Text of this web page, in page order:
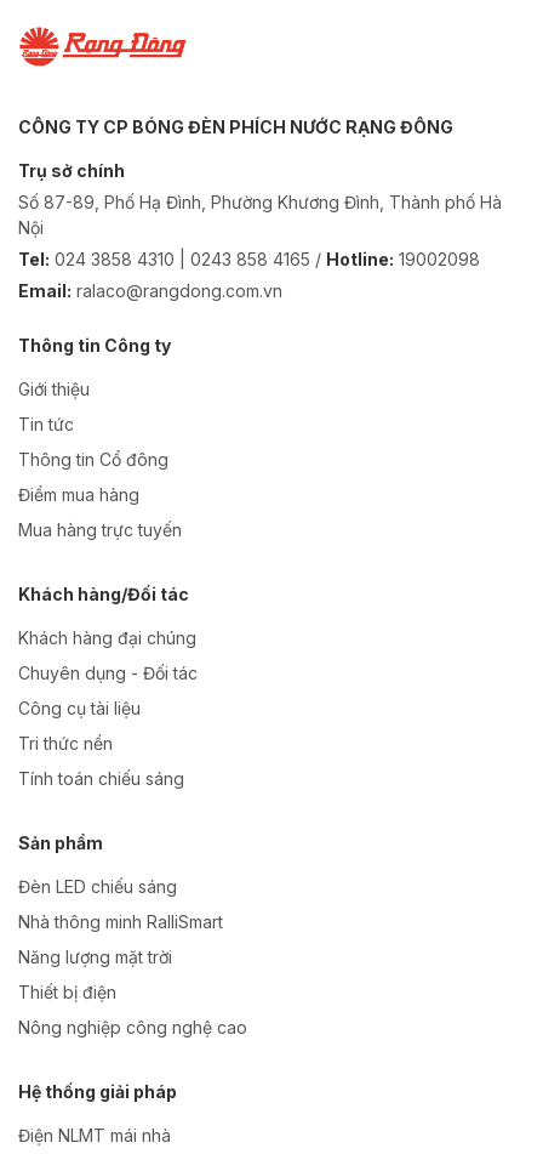
CÔNG TY CP BÓNG ĐÈN PHÍCH NƯỚC RẠNG ĐÔNG
Trụ sở chính
Số 87-89, Phố Hạ Đình, Phường Khương Đình, Thành phố Hà
Nội
Tel: 024 3858 4310 | 0243 858 4165 / Hotline: 19002098
Email: ralaco@rangdong.com.vn
Thông tin Công ty
Giới thiệu
Tin tức
Thông tin Cổ đông
Điểm mua hàng
Mua hàng trực tuyến
Khách hàng/Đối tác
Khách hàng đại chúng
Chuyên dụng - Đối tác
Công cụ tài liệu
Tri thức nền
Tính toán chiếu sáng
Sản phẩm
Đèn LED chiếu sáng
Nhà thông minh RalliSmart
Năng lượng mặt trời
Thiết bị điện
Nông nghiệp công nghệ cao
Hệ thống giải pháp
Điện NLMT mái nhà